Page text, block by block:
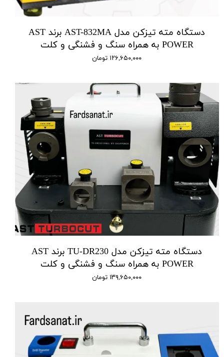
دستگاه مته تیزکن مدل AST-832MA برند AST
POWER به همراه سنگ و فشنگی و کلت
۱۲۶,۶۵۰,۰۰۰ تومان
دستگاه مته تیزکن مدل TU-DR230 برند AST
POWER به همراه سنگ و فشنگی و کلت
۱۳۹,۶۵۰,۰۰۰ تومان